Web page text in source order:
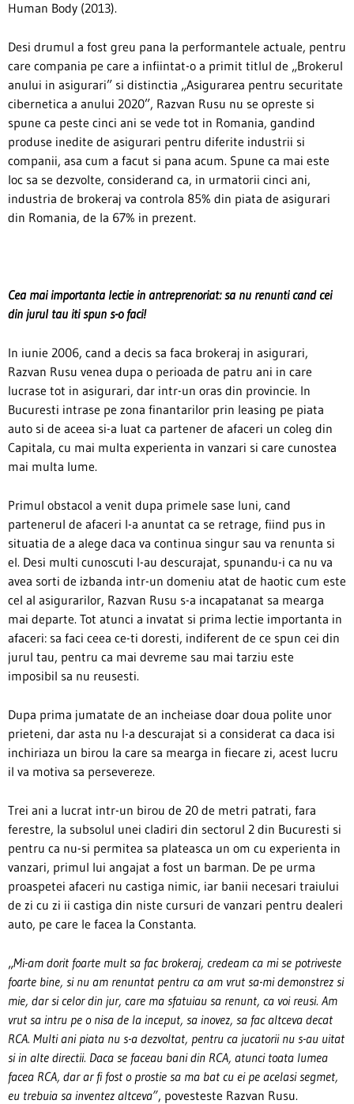
Human Body (2013).
Desi drumul a fost greu pana la performantele actuale, pentru
care compania pe care a infiintat-o a primit titlul de „Brokerul
anului in asigurari” si distinctia „Asigurarea pentru securitate
cibernetica a anului 2020”, Razvan Rusu nu se opreste si
spune ca peste cinci ani se vede tot in Romania, gandind
produse inedite de asigurari pentru diferite industrii si
companii, asa cum a facut si pana acum. Spune ca mai este
loc sa se dezvolte, considerand ca, in urmatorii cinci ani,
industria de brokeraj va controla 85% din piata de asigurari
din Romania, de la 67% in prezent.
Cea mai importanta lectie in antreprenoriat: sa nu renunti cand cei
din jurul tau iti spun s-o faci!
In iunie 2006, cand a decis sa faca brokeraj in asigurari,
Razvan Rusu venea dupa o perioada de patru ani in care
lucrase tot in asigurari, dar intr-un oras din provincie. In
Bucuresti intrase pe zona finantarilor prin leasing pe piata
auto si de aceea si-a luat ca partener de afaceri un coleg din
Capitala, cu mai multa experienta in vanzari si care cunostea
mai multa lume.
Primul obstacol a venit dupa primele sase luni, cand
partenerul de afaceri l-a anuntat ca se retrage, fiind pus in
situatia de a alege daca va continua singur sau va renunta si
el. Desi multi cunoscuti l-au descurajat, spunandu-i ca nu va
avea sorti de izbanda intr-un domeniu atat de haotic cum este
cel al asigurarilor, Razvan Rusu s-a incapatanat sa mearga
mai departe. Tot atunci a invatat si prima lectie importanta in
afaceri: sa faci ceea ce-ti doresti, indiferent de ce spun cei din
jurul tau, pentru ca mai devreme sau mai tarziu este
imposibil sa nu reusesti.
Dupa prima jumatate de an incheiase doar doua polite unor
prieteni, dar asta nu l-a descurajat si a considerat ca daca isi
inchiriaza un birou la care sa mearga in fiecare zi, acest lucru
il va motiva sa persevereze.
Trei ani a lucrat intr-un birou de 20 de metri patrati, fara
ferestre, la subsolul unei cladiri din sectorul 2 din Bucuresti si
pentru ca nu-si permitea sa plateasca un om cu experienta in
vanzari, primul lui angajat a fost un barman. De pe urma
proaspetei afaceri nu castiga nimic, iar banii necesari traiului
de zi cu zi ii castiga din niste cursuri de vanzari pentru dealeri
auto, pe care le facea la Constanta.
„Mi-am dorit foarte mult sa fac brokeraj, credeam ca mi se potriveste
foarte bine, si nu am renuntat pentru ca am vrut sa-mi demonstrez si
mie, dar si celor din jur, care ma sfatuiau sa renunt, ca voi reusi. Am
vrut sa intru pe o nisa de la inceput, sa inovez, sa fac altceva decat
RCA. Multi ani piata nu s-a dezvoltat, pentru ca jucatorii nu s-au uitat
si in alte directii. Daca se faceau bani din RCA, atunci toata lumea
facea RCA, dar ar fi fost o prostie sa ma bat cu ei pe acelasi segmet,
eu trebuia sa inventez altceva”, povesteste Razvan Rusu.